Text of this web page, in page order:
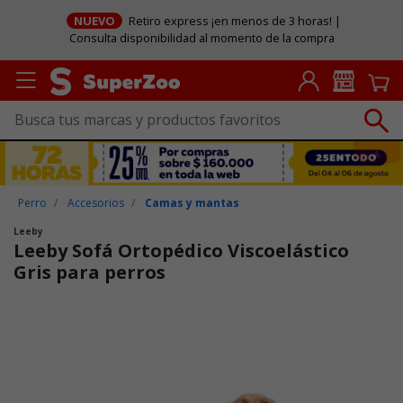
NUEVO
Retiro express ¡en menos de 3 horas! |
Consulta disponibilidad al momento de la compra
Perro Accesorios Camas y mantas
Leeby
Leeby Sofá Ortopédico Viscoelástico
Gris para perros